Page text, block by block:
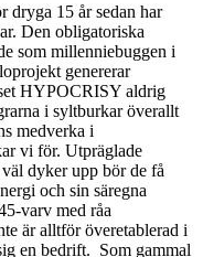
dryga 15 år sedan har
Den obligatoriska
som millenniebuggen i
genererar
HYPOCRISY aldrig
i syltburkar överallt
medverka i
vi för. Utpräglade
dyker upp bör de få
och sin säregna
varv med råa
är alltför överetablerad i
en bedrift. Som gammal